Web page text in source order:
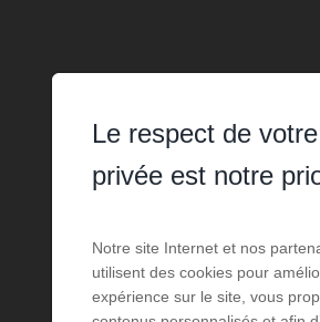
Le respect de
privée est notre
Notre site Internet et nos
utilisent des cookies pour
expérience sur le site, vous